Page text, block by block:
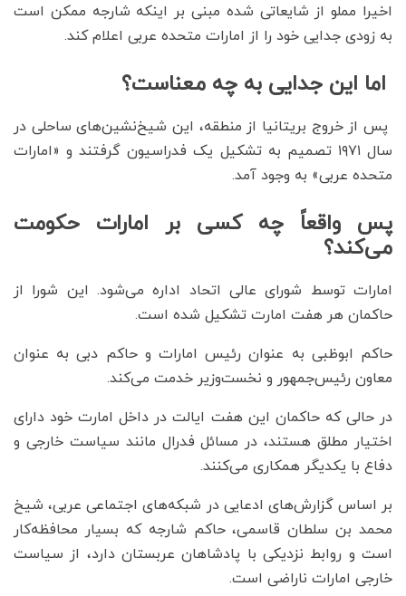
اخیرا مملو از شایعاتی شده مبنی بر اینکه شارجه ممکن است
به زودی جدایی خود را از امارات متحده عربی اعلام کند.
اما این جدایی به چه معناست؟
پس از خروج بریتانیا از منطقه، این شیخ‌نشین‌های ساحلی در
سال ۱۹۷۱ تصمیم به تشکیل یک فدراسیون گرفتند و «امارات
متحده عربی» به وجود آمد.
پس واقعاً چه کسی بر امارات حکومت
می‌کند؟
امارات توسط شورای عالی اتحاد اداره می‌شود. این شورا از
حاکمان هر هفت امارت تشکیل شده است.
حاکم ابوظبی به عنوان رئیس‌ امارات و حاکم دبی به عنوان
معاون رئیس‌جمهور و نخست‌وزیر خدمت می‌کند.
در حالی که حاکمان این هفت ایالت در داخل امارت خود دارای
اختیار مطلق هستند، در مسائل فدرال مانند سیاست خارجی و
دفاع با یکدیگر همکاری می‌کنند.
بر اساس گزارش‌های ادعایی در شبکه‌های اجتماعی عربی، شیخ
محمد بن سلطان قاسمی، حاکم شارجه که بسیار محافظه‌کار
است و روابط نزدیکی با پادشاهان عربستان دارد، از سیاست
خارجی امارات ناراضی است.